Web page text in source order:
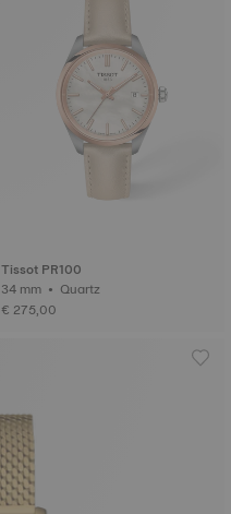
Tissot PR100
34 mm • Quartz
€ 275,00